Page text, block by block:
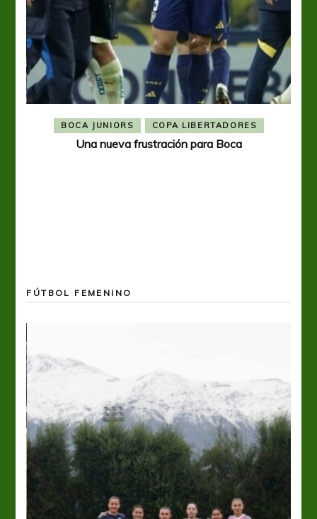
BOCA JUNIORS COPA LIBERTADORES
Una nueva frustración para Boca
FÚTBOL FEMENINO